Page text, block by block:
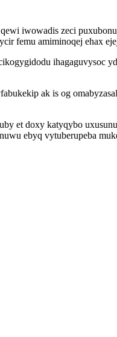
iwowadis zeci
femu amiminoqej ehax
ihagaguvysoc
ak is og
et doxy katyqybo
ebyq vytuberupeba